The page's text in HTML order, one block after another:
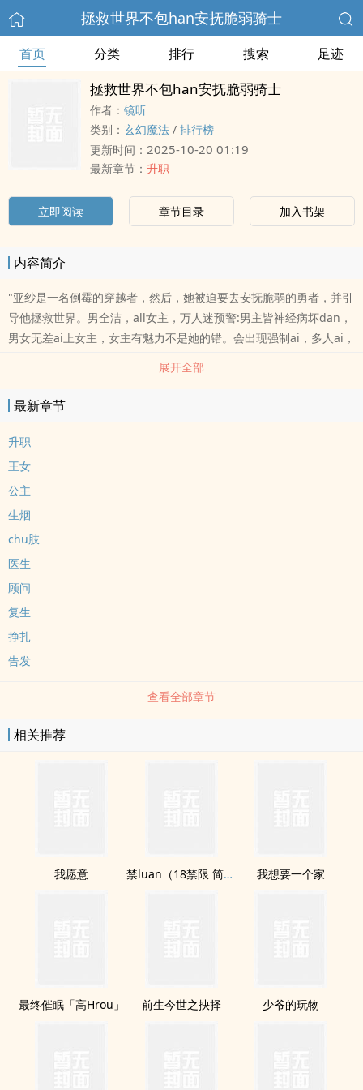
拯救世界不包han安抚脆弱骑士
首页 分类 排行 搜索 足迹
拯救世界不包han安抚脆弱骑士
作者： 镜听
类别： 玄幻魔法 / 排行榜
更新时间： 2025-10-20 01:19
最新章节： 升职
立即阅读 章节目录 加入书架
内容简介
"亚纱是一名倒霉的穿越者，然后，她被迫要去安抚脆弱的勇者，并引
导他拯救世界。男全洁，all女主，万人迷预警:男主皆神经病坏dan，
男女无差ai上女主，女主有魅力不是她的错。会出现强制ai，多人ai，
监禁，百合向。会出现血腥暴力，掉san等等qing节。全文免费，谢
绝写作指导。坏评loutou就秒，写文纯粹为shuang。如果您认为
《拯救世界不包han安抚脆弱骑士》写得不错，请给您的朋友推荐本
展开全部
最新章节
升职
王女
公主
生烟
chu肢
医生
顾问
复生
挣扎
告发
查看全部章节
相关推荐
我愿意 禁luan（18禁限 简体） 我想要一个家
最终催眠「高Hrou」 前生今世之抉择 少爷的玩物